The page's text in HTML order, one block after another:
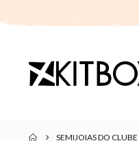
SEMIJOIAS DO CLUBE